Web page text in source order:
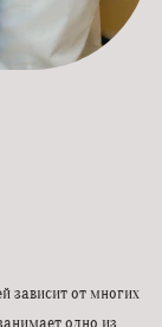
зависит от многих
одно из